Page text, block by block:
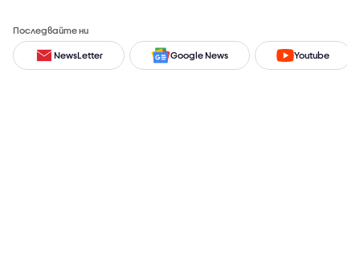
Последвайте ни
NewsLetter Google News Youtube